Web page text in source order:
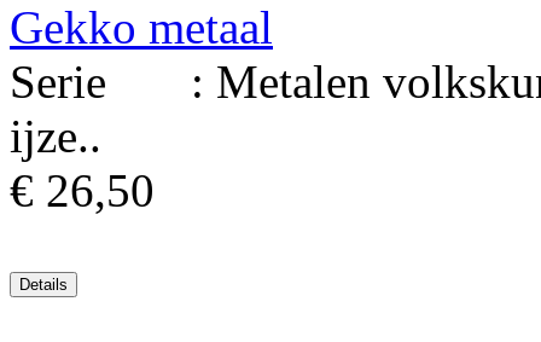
Gekko metaal
Serie : Metalen
ijze..
€ 26,50